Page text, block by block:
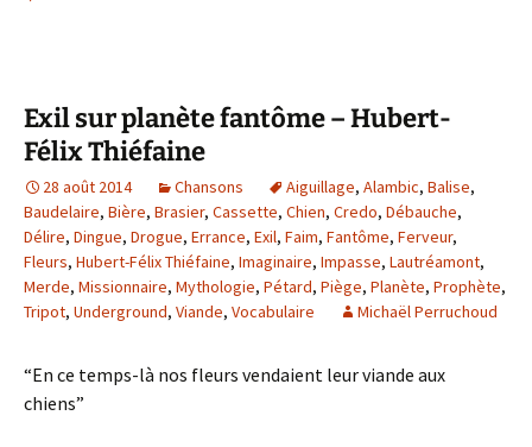
Exil sur planète fantôme – Hubert-
Félix Thiéfaine
28 août 2014 Chansons Aiguillage, Alambic, Balise,
Baudelaire, Bière, Brasier, Cassette, Chien, Credo, Débauche,
Délire, Dingue, Drogue, Errance, Exil, Faim, Fantôme, Ferveur,
Fleurs, Hubert-Félix Thiéfaine, Imaginaire, Impasse, Lautréamont,
Merde, Missionnaire, Mythologie, Pétard, Piège, Planète, Prophète,
Tripot, Underground, Viande, Vocabulaire Michaël Perruchoud
“En ce temps-là nos fleurs vendaient leur viande aux
chiens”